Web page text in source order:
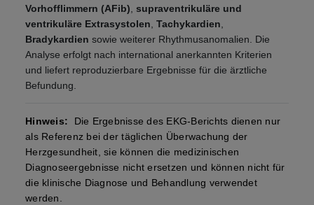
Vorhofflimmern (AFib) supraventrikuläre und
ventrikuläre Extrasystolen Tachykardien
Bradykardien sowie weiterer Rhythmusanomalien. Die
Analyse erfolgt nach international anerkannten Kriterien
und liefert reproduzierbare Ergebnisse für die ärztliche
Befundung.
Hinweis:
Die Ergebnisse des EKG-Berichts dienen nur
als Referenz bei der täglichen Überwachung der
Herzgesundheit, sie können die medizinischen
Diagnoseergebnisse nicht ersetzen und können nicht für
die klinische Diagnose und Behandlung verwendet
werden.